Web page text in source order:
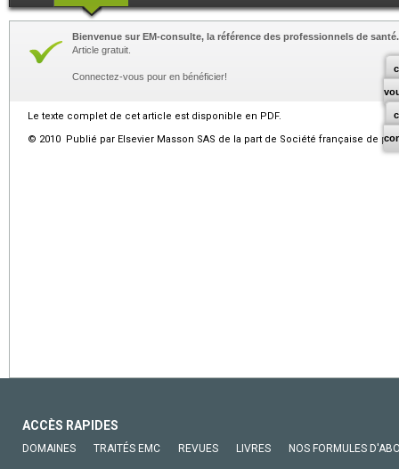
Bienvenue sur EM-consulte, la référence des professionnels de santé.
Article gratuit.
Connectez-vous pour en bénéficier!
Le texte complet de cet article est disponible en PDF.
© 2010 Publié par Elsevier Masson SAS de la part de Société française de
ACCÈS RAPIDES
DOMAINES TRAITÉS EMC REVUES LIVRES NOS FORMULES